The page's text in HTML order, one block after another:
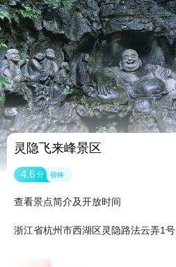
灵隐飞来峰景区
4.6 分 很棒
查看景点简介及开放时间
浙江省杭州市西湖区灵隐路法云弄1号
